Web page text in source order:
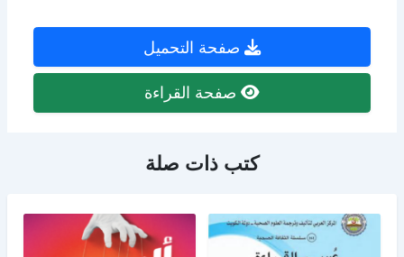
صفحة التحميل
صفحة القراءة
كتب ذات صلة